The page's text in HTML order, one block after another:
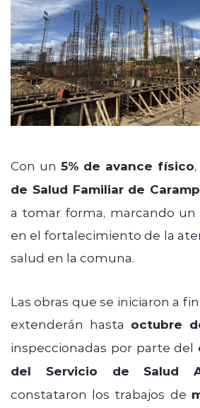
Con un 5% de avance físico
de Salud Familiar de
a tomar forma, marcando
en el fortalecimiento de la
salud en la comuna.
Las obras que se iniciaron a
extenderán hasta octubre
inspeccionadas por parte del
del Servicio de Salud
constataron los trabajos de